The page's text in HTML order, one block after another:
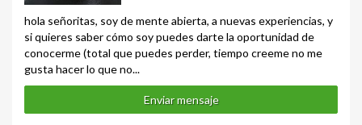
hola señoritas, soy de mente abierta, a nuevas experiencias, y
si quieres saber cómo soy puedes darte la oportunidad de
conocerme (total que puedes perder, tiempo creeme no me
gusta hacer lo que no...
Enviar mensaje